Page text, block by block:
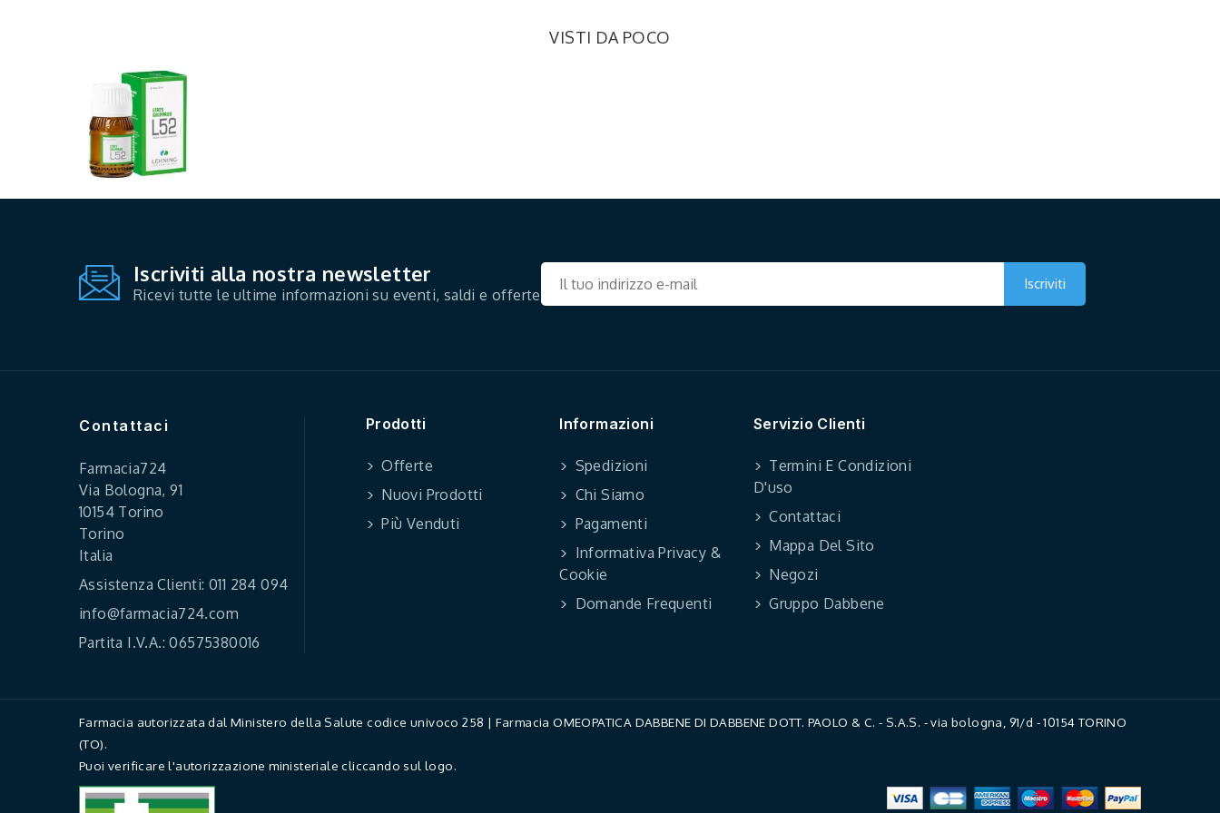
VISTI DA POCO
Iscriviti alla nostra newsletter
Ricevi tutte le ultime informazioni su eventi, saldi e offerte
Contattaci
Farmacia724
Via Bologna, 91
10154 Torino
Torino
Italia
Assistenza Clienti: 011 284 094
info@farmacia724.com
Partita I.V.A.: 06575380016
Prodotti
Offerte
Nuovi Prodotti
Più Venduti
Informazioni
Spedizioni
Chi Siamo
Pagamenti
Informativa Privacy &
Cookie
Domande Frequenti
Servizio Clienti
Termini E Condizioni
D'uso
Contattaci
Mappa Del Sito
Negozi
Gruppo Dabbene
Farmacia autorizzata dal Ministero della Salute codice univoco 258 | Farmacia OMEOPATICA DABBENE DI DABBENE DOTT. PAOLO & C. - S.A.S. - via bologna, 91/d - 10154 TORINO
(TO).
Puoi verificare l'autorizzazione ministeriale cliccando sul logo.